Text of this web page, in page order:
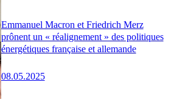
Emmanuel Macron et Friedrich Merz
prônent un « réalignement » des politiques
énergétiques française et allemande
08.05.2025